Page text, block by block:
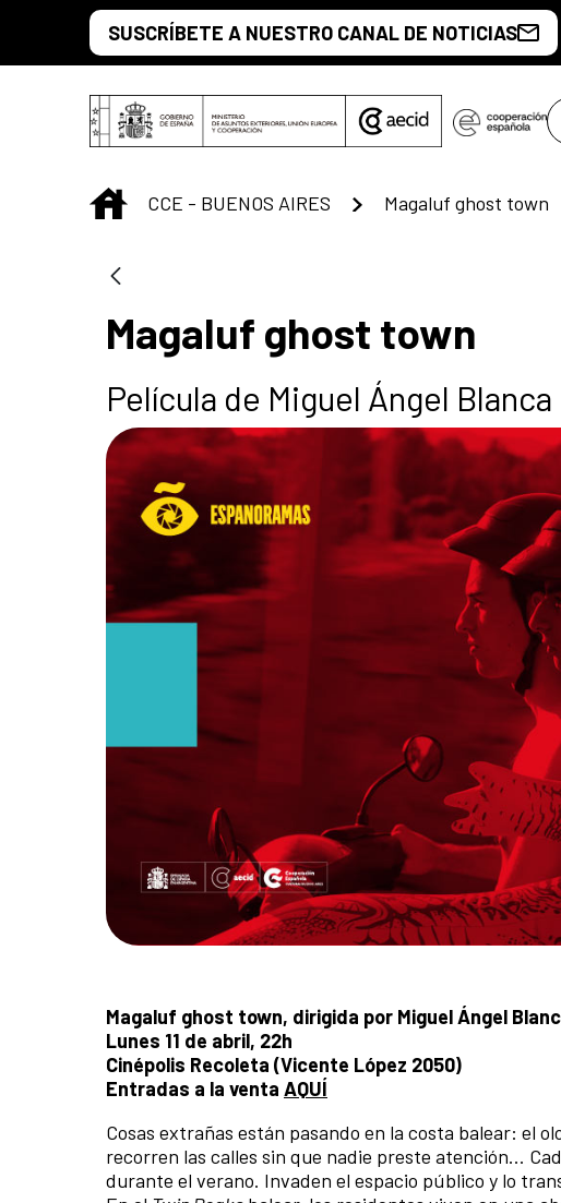
Saltar al contenido principal
SUSCRÍBETE A NUESTRO CANAL DE NOTICIAS
INICIO
CCE - BUENOS AIRES Magaluf ghost town
Magaluf ghost town
Película de Miguel Ángel Blanca
Magaluf ghost town, dirigida por Miguel Ángel
Lunes 11 de abril, 22h
Cinépolis Recoleta (Vicente López 2050)
Entradas a la venta AQUÍ
Cosas extrañas están pasando en la costa balear: el
recorren las calles sin que nadie preste atención...
durante el verano. Invaden el espacio público y lo